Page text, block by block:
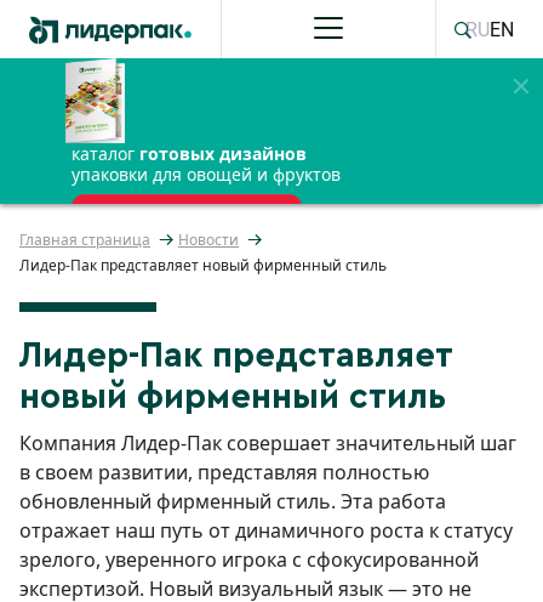
каталог готовых дизайнов
упаковки для овощей и фруктов
ПОЛУЧИТЬ БЕСПЛАТНО
RUEN
Главная страница
Новости
Лидер-Пак представляет новый фирменный стиль
Лидер-Пак представляет
новый фирменный стиль
Компания Лидер-Пак совершает значительный шаг
в своем развитии, представляя полностью
обновленный фирменный стиль. Эта работа
отражает наш путь от динамичного роста к статусу
зрелого, уверенного игрока с сфокусированной
экспертизой. Новый визуальный язык — это не